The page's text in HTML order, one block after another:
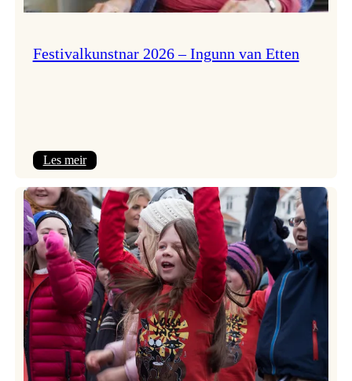
Festivalkunstnar 2026 – Ingunn van Etten
Les meir:
2026
–
Ingunn van Etten